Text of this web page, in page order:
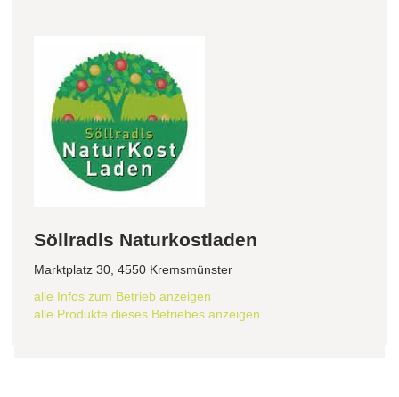
Söllradls Naturkostladen
Marktplatz 30, 4550 Kremsmünster
alle Infos zum Betrieb anzeigen
alle Produkte dieses Betriebes anzeigen